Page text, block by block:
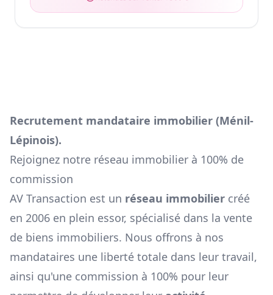
Recrutement mandataire immobilier (Ménil-
Lépinois).
Rejoignez notre réseau immobilier à 100% de
commission
AV Transaction est un réseau immobilier créé
en 2006 en plein essor, spécialisé dans la vente
de biens immobiliers. Nous offrons à nos
mandataires une liberté totale dans leur travail,
ainsi qu'une commission à 100% pour leur